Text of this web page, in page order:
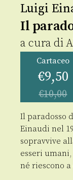
Luigi
Il
a cura di
Cartaceo
€9,50
€10,00
Il paradosso
Einaudi nel
sopravvive
esseri
né riescono